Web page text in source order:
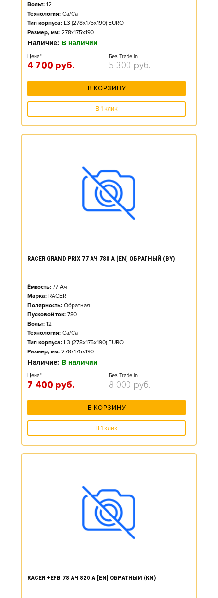
Вольт: 12
Технология: Ca/Ca
Тип корпуса: L3 (278x175x190) EURO
Размер, мм: 278x175x190
Наличие: В наличии
Цена*
4 700 руб.
Без Trade-in
5 300 руб.
В КОРЗИНУ
В 1 клик
RACER GRAND PRIX 77 АЧ 780 А [EN] ОБРАТНЫЙ (BY)
Ёмкость: 77 Ач
Марка: RACER
Полярность: Обратная
Пусковой ток: 780
Вольт: 12
Технология: Ca/Ca
Тип корпуса: L3 (278x175x190) EURO
Размер, мм: 278x175x190
Наличие: В наличии
Цена*
7 400 руб.
Без Trade-in
8 000 руб.
В КОРЗИНУ
В 1 клик
RACER +EFB 78 АЧ 820 А [EN] ОБРАТНЫЙ (KN)